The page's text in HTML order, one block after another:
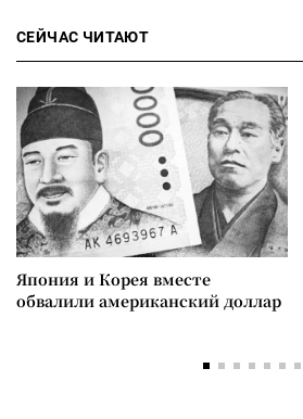
СЕЙЧАС ЧИТАЮТ
Япония и Корея вместе
обвалили американский доллар